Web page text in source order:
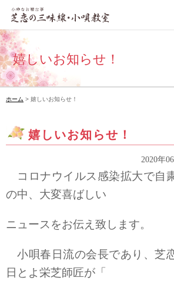
嬉しいお知らせ！
ホーム > 嬉しいお知らせ！
嬉しいお知らせ！
2020年
コロナウイルス感染拡大で自
の中、大変喜ばしい
ニュースをお伝え致します。
小唄春日流の会長であり、芝
日とよ栄芝師匠が「